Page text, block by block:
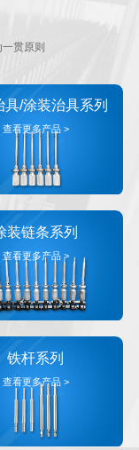
一贯原则
具/涂装治具系列
查看更多产品 >
装链条系列
查看更多产品 >
铁杆系列
查看更多产品 >